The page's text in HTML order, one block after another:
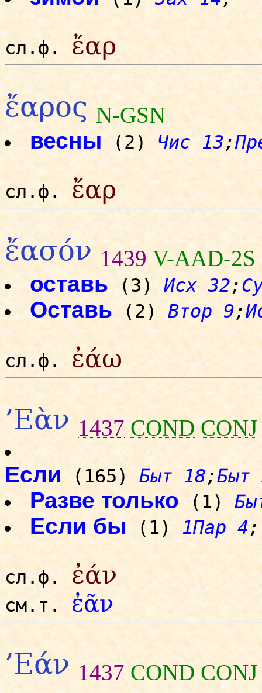
сл.ф. ἔαρ
ἔαρος N-GSN
весны (2) Чис 13;
сл.ф. ἔαρ
ἔασόν 1439 V-AAD-2S
оставь (3) Исх 32;
Оставь (2) Втор 9;
сл.ф. ἐάω
’Εὰν 1437 COND CONJ
Если (165) Быт 18;Быт
Разве только (1)
Если бы (1) 1Пар 4;
сл.ф. ἐάν
см.т. ἐᾶν
’Εάν 1437 COND CONJ